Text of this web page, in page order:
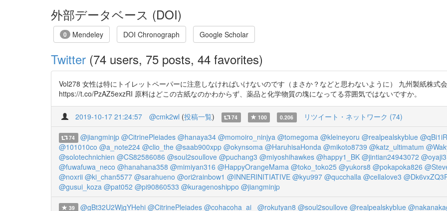
外部データベース (DOI)
0 Mendeley DOI Chronograph Google Scholar
Twitter (74 users, 75 posts, 44 favorites)
Vol278 女性は特にトイレットペーパーに注意しなければいけないのです（まさか？などと思わないように） 九州製紙株式
https://t.co/PzAZ5exzRI 原料はどこの古紙なのかわからず、薬品と化学物質の塊になってる雰囲気ではないですか。
2019-10-17 21:24:57 @cmk2wl (投稿一覧) 74 100 0.206 リツイート・ネットワーク (74)
74 @jiangminjp @CitrinePleiades @hanaya34 @momoiro_ninjya @tomegoma @kleineyoru @realpealskyblue
@101010co @a_note224 @clio_the @saab900xpp @okynsoma @HaruhisaHonda @mikoto8739 @katz_ultimatum
@solotechnichien @CS82586086 @soul2soullove @puchang3 @miyoshihawkes @happy1_BK @jintian24943072
@fuwafuwa_neco @hanahana358 @mimiyan316 @HappyOrangeMama @toko_toko25 @yukors8 @pokapoka826
@noxrii @ki_chan5577 @sarahueno @ori2rainbow1 @INNERINITIATIVE @kyu997 @qucchalla @cellalove3
@gusui_koza @pat052 @pi90860533 @kuragenoshippo @jiangminjp
39 @gBt32U2WjgYHehi @CitrinePleiades @cohacoha_ai_ @rokutyan8 @soul2soullove @realpealskyblue